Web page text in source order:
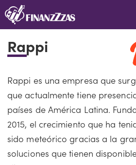
Saltar
al
Rappi
Rappi es una empresa que
que actualmente tiene
países de América Latina.
2015, el crecimiento que ha
sido meteórico gracias a la
soluciones que tienen